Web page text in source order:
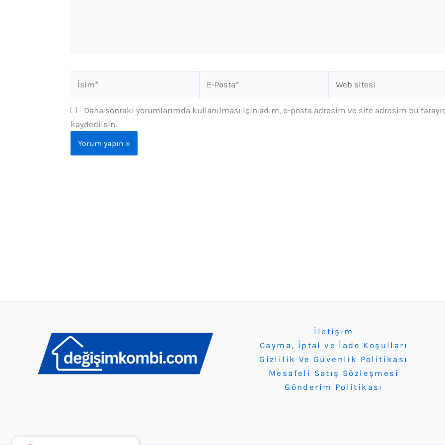
Posta*
sitesi
Daha sonraki yorumlarımda kullanılması için adım, e-posta adresim ve site adresim bu
kaydedilsin.
İletişim
Cayma, İptal ve İade Koşulları
Gizlilik Ve Güvenlik Politikası
Mesafeli Satış Sözleşmesi
Gönderim Politikası